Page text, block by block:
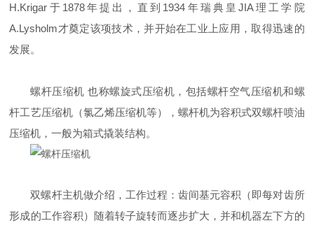
H.Krigar于1878年提出，直到1934年瑞典皇JIA理工学院
A.Lysholm才奠定该项技术，并开始在工业上应用，取得迅速的
发展。
螺杆压缩机 也称螺旋式压缩机 ，包括螺杆空气压缩机和螺
杆工艺压缩机（氯乙烯压缩机等），螺杆机为容积式双螺杆喷油
压缩机，一般为箱式撬装结构。
双螺杆主机做介绍，工作过程：齿间基元容积（即每对齿所
形成的工作容积）随着转子旋转而逐步扩大，并和机器左下方的